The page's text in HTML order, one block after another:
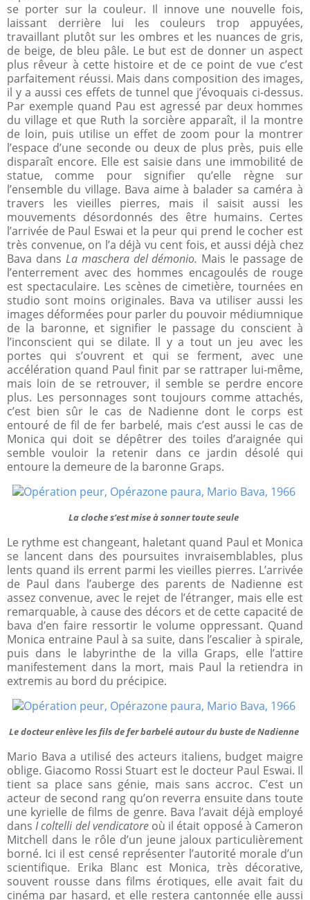
se porter sur la couleur. Il innove une nouvelle fois,
laissant derrière lui les couleurs trop appuyées,
travaillant plutôt sur les ombres et les nuances de gris,
de beige, de bleu pâle. Le but est de donner un aspect
plus rêveur à cette histoire et de ce point de vue c’est
parfaitement réussi. Mais dans composition des images,
il y a aussi ces effets de tunnel que j’évoquais ci-dessus.
Par exemple quand Pau est agressé par deux hommes
du village et que Ruth la sorcière apparaît, il la montre
de loin, puis utilise un effet de zoom pour la montrer
l’espace d’une seconde ou deux de plus près, puis elle
disparaît encore. Elle est saisie dans une immobilité de
statue, comme pour signifier qu’elle règne sur
l’ensemble du village. Bava aime à balader sa caméra à
travers les vieilles pierres, mais il saisit aussi les
mouvements désordonnés des être humains. Certes
l’arrivée de Paul Eswai et la peur qui prend le cocher est
très convenue, on l’a déjà vu cent fois, et aussi déjà chez
Bava dans La maschera del démonio. Mais le passage de
l’enterrement avec des hommes encagoulés de rouge
est spectaculaire. Les scènes de cimetière, tournées en
studio sont moins originales. Bava va utiliser aussi les
images déformées pour parler du pouvoir médiumnique
de la baronne, et signifier le passage du conscient à
l’inconscient qui se dilate. Il y a tout un jeu avec les
portes qui s’ouvrent et qui se ferment, avec une
accélération quand Paul finit par se rattraper lui-même,
mais loin de se retrouver, il semble se perdre encore
plus. Les personnages sont toujours comme attachés,
c’est bien sûr le cas de Nadienne dont le corps est
entouré de fil de fer barbelé, mais c’est aussi le cas de
Monica qui doit se dépêtrer des toiles d’araignée qui
semble vouloir la retenir dans ce jardin désolé qui
entoure la demeure de la baronne Graps.
La cloche s’est mise à sonner toute seule
Le rythme est changeant, haletant quand Paul et Monica
se lancent dans des poursuites invraisemblables, plus
lents quand ils errent parmi les vieilles pierres. L’arrivée
de Paul dans l’auberge des parents de Nadienne est
assez convenue, avec le rejet de l’étranger, mais elle est
remarquable, à cause des décors et de cette capacité de
bava d’en faire ressortir le volume oppressant. Quand
Monica entraine Paul à sa suite, dans l’escalier à spirale,
puis dans le labyrinthe de la villa Graps, elle l’attire
manifestement dans la mort, mais Paul la retiendra in
extremis au bord du précipice.
Le docteur enlève les fils de fer barbelé autour du buste de Nadienne
Mario Bava a utilisé des acteurs italiens, budget maigre
oblige. Giacomo Rossi Stuart est le docteur Paul Eswai. Il
tient sa place sans génie, mais sans accroc. C’est un
acteur de second rang qu’on reverra ensuite dans toute
une kyrielle de films de genre. Bava l’avait déjà employé
dansI coltelli del vendicatoreoù il était opposé à Cameron
Mitchell dans le rôle d’un jeune jaloux particulièrement
borné. Ici il est censé représenter l’autorité morale d’un
scientifique. Erika Blanc est Monica, très décorative,
souvent rousse dans films érotiques, elle avait fait du
cinéma par hasard, et elle restera cantonnée elle aussi